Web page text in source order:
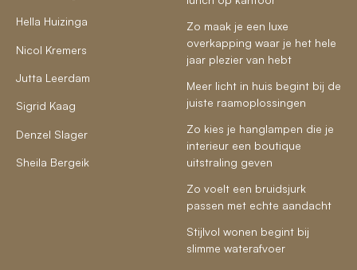
Hella Huizinga
Nicol Kremers
Jutta Leerdam
Sigrid Kaag
Denzel Slager
Sheila Bergeik
Zo maak je een luxe
overkapping waar je het hele
jaar plezier van hebt
Meer licht in huis begint bij de
juiste raamoplossingen
Zo kies je hanglampen die je
interieur een boutique
uitstraling geven
Zo voelt een bruidsjurk
passen met echte aandacht
Stijlvol wonen begint bij
slimme waterafvoer